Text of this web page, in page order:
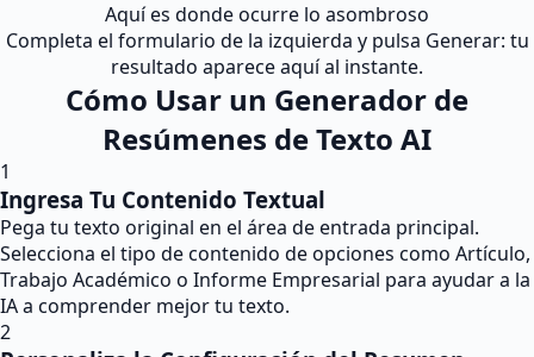
Aquí es donde ocurre lo asombroso
Completa el formulario de la izquierda y pulsa Generar: tu
resultado aparece aquí al instante.
Cómo Usar un Generador de
Resúmenes de Texto AI
1
Ingresa Tu Contenido Textual
Pega tu texto original en el área de entrada principal.
Selecciona el tipo de contenido de opciones como Artículo,
Trabajo Académico o Informe Empresarial para ayudar a la
IA a comprender mejor tu texto.
2